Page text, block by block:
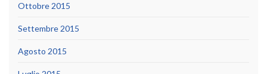
Ottobre 2015
Settembre 2015
Agosto 2015